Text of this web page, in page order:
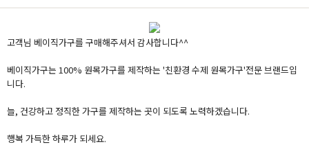
고객님 베이직가구를 구매해주셔서 감사합니다^^
베이직가구는 100% 원목가구를 제작하는 '친환경 수제 원목가구'전문 브랜드입
니다.
늘, 건강하고 정직한 가구를 제작하는 곳이 되도록 노력하겠습니다.
행복 가득한 하루가 되세요.